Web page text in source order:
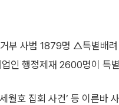
부 사범 1879명 △특별배
행정제재 2600명이 특
월호 집회 사건’ 등 이른바